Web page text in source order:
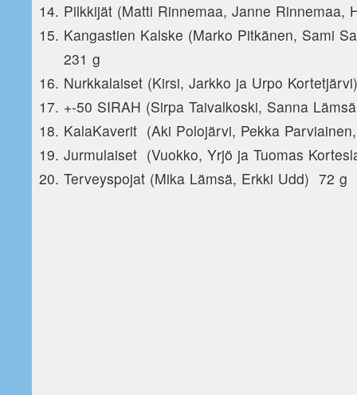
Pilkkijät (Matti Rinnemaa, Janne Rinnemaa,
Kangastien Kalske (Marko Pitkänen, Sami
231 g
Nurkkalaiset (Kirsi, Jarkko ja Urpo
+-50 SIRAH (Sirpa Taivalkoski, Sanna
KalaKaverit (Aki Polojärvi, Pekka
Jurmulaiset (Vuokko, Yrjö ja Tuomas
Terveyspojat (Mika Lämsä, Erkki Udd) 72 g